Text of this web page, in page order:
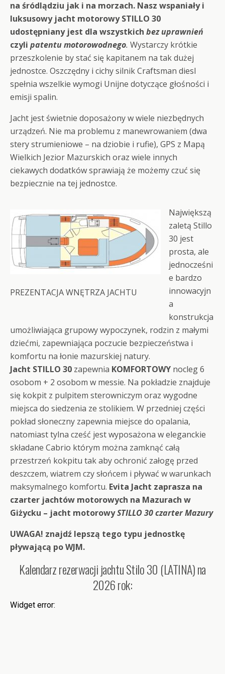
na śródlądziu jak i na morzach. Nasz wspaniały i
luksusowy jacht motorowy STILLO 30
udostępniany jest dla wszystkich bez uprawnień
czyli patentu motorowodnego. Wystarczy krótkie
przeszkolenie by stać się kapitanem na tak dużej
jednostce. Oszczędny i cichy silnik Craftsman diesl
spełnia wszelkie wymogi Unijne dotyczące głośności i
emisji spalin.
Jacht jest świetnie doposażony w wiele niezbędnych
urządzeń. Nie ma problemu z manewrowaniem (dwa
stery strumieniowe – na dziobie i rufie), GPS z Mapą
Wielkich Jezior Mazurskich oraz wiele innych
ciekawych dodatków sprawiają że możemy czuć się
bezpiecznie na tej jednostce.
PREZENTACJA WNĘTRZA JACHTU
Największą
zaletą Stillo
30 jest
prosta, ale
jednocześni
e bardzo
innowacyjn
a
konstrukcja
umożliwiająca grupowy wypoczynek, rodzin z małymi
dziećmi, zapewniająca poczucie bezpieczeństwa i
komfortu na łonie mazurskiej natury.
Jacht STILLO 30 zapewnia KOMFORTOWY nocleg 6
osobom + 2 osobom w messie. Na pokładzie znajduje
się kokpit z pulpitem sterowniczym oraz wygodne
miejsca do siedzenia ze stolikiem. W przedniej części
pokład słoneczny zapewnia miejsce do opalania,
natomiast tylna cześć jest wyposażona w eleganckie
składane Cabrio którym można zamknąć całą
przestrzeń kokpitu tak aby ochronić załogę przed
deszczem, wiatrem czy słońcem i pływać w warunkach
maksymalnego komfortu. Evita Jacht zaprasza na
czarter jachtów motorowych na Mazurach w
Giżycku – jacht motorowySTILLO 30 czarter Mazury
UWAGA! znajdź lepszą tego typu jednostkę
pływającą po WJM.
Kalendarz rezerwacji jachtu Stilo 30 (LATINA) na
2026 rok: